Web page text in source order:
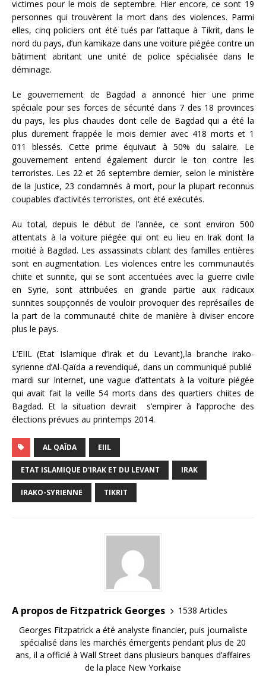
victimes pour le mois de septembre. Hier encore, ce sont 19
personnes qui trouvèrent la mort dans des violences. Parmi
elles, cinq policiers ont été tués par l’attaque à Tikrit, dans le
nord du pays, d’un kamikaze dans une voiture piégée contre un
bâtiment abritant une unité de police spécialisée dans le
déminage.
Le gouvernement de Bagdad a annoncé hier une prime
spéciale pour ses forces de sécurité dans 7 des 18 provinces
du pays, les plus chaudes dont celle de Bagdad qui a été la
plus durement frappée le mois dernier avec 418 morts et 1
011 blessés. Cette prime équivaut à 50% du salaire. Le
gouvernement entend également durcir le ton contre les
terroristes. Les 22 et 26 septembre dernier, selon le ministère
de la Justice, 23 condamnés à mort, pour la plupart reconnus
coupables d’activités terroristes, ont été exécutés.
Au total, depuis le début de l’année, ce sont environ 500
attentats à la voiture piégée qui ont eu lieu en Irak dont la
moitié à Bagdad. Les assassinats ciblant des familles entières
sont en augmentation. Les violences entre les communautés
chiite et sunnite, qui se sont accentuées avec la guerre civile
en Syrie, sont attribuées en grande partie aux radicaux
sunnites soupçonnés de vouloir provoquer des représailles de
la part de la communauté chiite de manière à diviser encore
plus le pays.
L’EIIL (Etat Islamique d’Irak et du Levant),la branche irako-
syrienne d’Al-Qaïda a revendiqué, dans un communiqué publié
mardi sur Internet, une vague d’attentats à la voiture piégée
qui avait fait la veille 54 morts dans des quartiers chiites de
Bagdad. Et la situation devrait s’empirer à l’approche des
élections prévues au printemps 2014.
AL QAÏDA EIIL
ETAT ISLAMIQUE D'IRAK ET DU LEVANT IRAK
IRAKO-SYRIENNE TIKRIT
A propos de Fitzpatrick Georges
1538 Articles
Georges Fitzpatrick a été analyste financier, puis journaliste
spécialisé dans les marchés émergents pendant plus de 20
ans, il a officié à Wall Street dans plusieurs banques d’affaires
de la place New Yorkaise